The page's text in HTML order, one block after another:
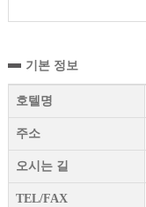
기본 정보
호텔명
주소
오시는 길
TEL/FAX